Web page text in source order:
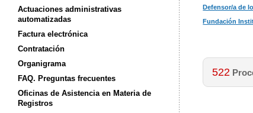
Defensor/a de
Fundación
522
Actuaciones administrativas
automatizadas
Factura electrónica
Contratación
Organigrama
FAQ. Preguntas frecuentes
Oficinas de Asistencia en Materia de
Registros